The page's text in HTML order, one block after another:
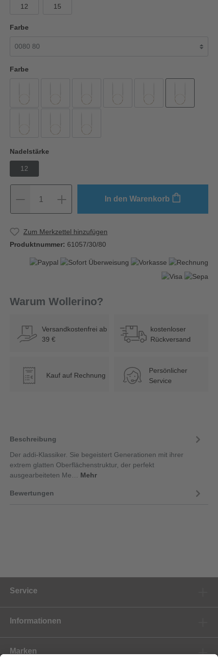
12 15
Farbe
Farbe
Nadelstärke
12
1 In den Warenkorb
Zum Merkzettel hinzufügen
Produktnummer: 61057/30/80
Warum Wollerino?
Versandkostenfrei ab
39 €
kostenloser
Rückversand
€ Kauf auf Rechnung
Persönlicher
Service
Beschreibung
Der addi-Klassiker. Sie begeistert Generationen mit ihrer
extrem glatten Oberflächenstruktur, der perfekt
ausgearbeiteten Me… Mehr
Bewertungen
Service
Informationen
Marken